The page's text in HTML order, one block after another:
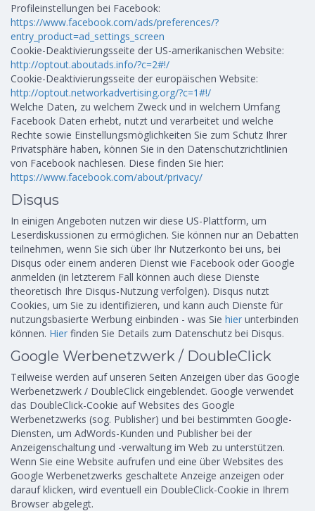
Profileinstellungen bei Facebook:
https://www.facebook.com/ads/preferences/?
entry_product=ad_settings_screen
Cookie-Deaktivierungsseite der US-amerikanischen Website:
http://optout.aboutads.info/?c=2#!/
Cookie-Deaktivierungsseite der europäischen Website:
http://optout.networkadvertising.org/?c=1#!/
Welche Daten, zu welchem Zweck und in welchem Umfang
Facebook Daten erhebt, nutzt und verarbeitet und welche
Rechte sowie Einstellungsmöglichkeiten Sie zum Schutz Ihrer
Privatsphäre haben, können Sie in den Datenschutzrichtlinien
von Facebook nachlesen. Diese finden Sie hier:
https://www.facebook.com/about/privacy/
Disqus
In einigen Angeboten nutzen wir diese US-Plattform, um
Leserdiskussionen zu ermöglichen. Sie können nur an Debatten
teilnehmen, wenn Sie sich über Ihr Nutzerkonto bei uns, bei
Disqus oder einem anderen Dienst wie Facebook oder Google
anmelden (in letzterem Fall können auch diese Dienste
theoretisch Ihre Disqus-Nutzung verfolgen). Disqus nutzt
Cookies, um Sie zu identifizieren, und kann auch Dienste für
nutzungsbasierte Werbung einbinden - was Sie hier unterbinden
können. Hier finden Sie Details zum Datenschutz bei Disqus.
Google Werbenetzwerk / DoubleClick
Teilweise werden auf unseren Seiten Anzeigen über das Google
Werbenetzwerk / DoubleClick eingeblendet. Google verwendet
das DoubleClick-Cookie auf Websites des Google
Werbenetzwerks (sog. Publisher) und bei bestimmten Google-
Diensten, um AdWords-Kunden und Publisher bei der
Anzeigenschaltung und -verwaltung im Web zu unterstützen.
Wenn Sie eine Website aufrufen und eine über Websites des
Google Werbenetzwerks geschaltete Anzeige anzeigen oder
darauf klicken, wird eventuell ein DoubleClick-Cookie in Ihrem
Browser abgelegt.